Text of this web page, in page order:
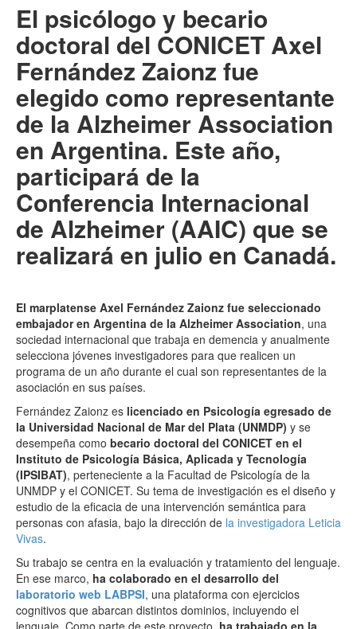
El psicólogo y becario
doctoral del CONICET Axel
Fernández Zaionz fue
elegido como representante
de la Alzheimer Association
en Argentina. Este año,
participará de la
Conferencia Internacional
de Alzheimer (AAIC) que se
realizará en julio en Canadá.
El marplatense Axel Fernández Zaionz fue seleccionado
embajador en Argentina de la Alzheimer Association, una
sociedad internacional que trabaja en demencia y anualmente
selecciona jóvenes investigadores para que realicen un
programa de un año durante el cual son representantes de la
asociación en sus países.
Fernández Zaionz es licenciado en Psicología egresado de
la Universidad Nacional de Mar del Plata (UNMDP) y se
desempeña como becario doctoral del CONICET en el
Instituto de Psicología Básica, Aplicada y Tecnología
(IPSIBAT), perteneciente a la Facultad de Psicología de la
UNMDP y el CONICET. Su tema de investigación es el diseño y
estudio de la eficacia de una intervención semántica para
personas con afasia, bajo la dirección de la investigadora Leticia
Vivas.
Su trabajo se centra en la evaluación y tratamiento del lenguaje.
En ese marco, ha colaborado en el desarrollo del
laboratorio web LABPSI, una plataforma con ejercicios
cognitivos que abarcan distintos dominios, incluyendo el